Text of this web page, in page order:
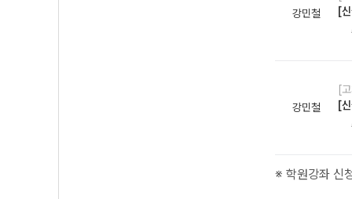
강민철
[
강민철
[
[
※ 학원강좌 신